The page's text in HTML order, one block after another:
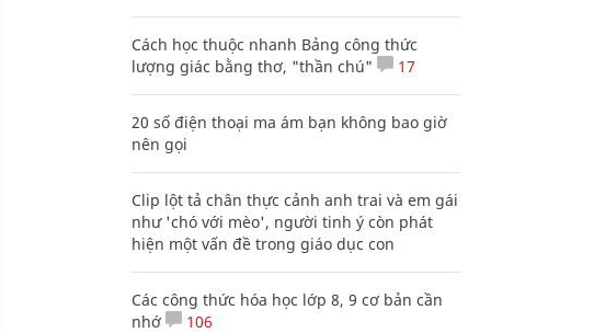
Cách học thuộc nhanh Bảng công thức
lượng giác bằng thơ, "thần chú"
17
20 số điện thoại ma ám bạn không bao giờ
nên gọi
Clip lột tả chân thực cảnh anh trai và em gái
như 'chó với mèo', người tinh ý còn phát
hiện một vấn đề trong giáo dục con
Các công thức hóa học lớp 8, 9 cơ bản cần
nhớ
106